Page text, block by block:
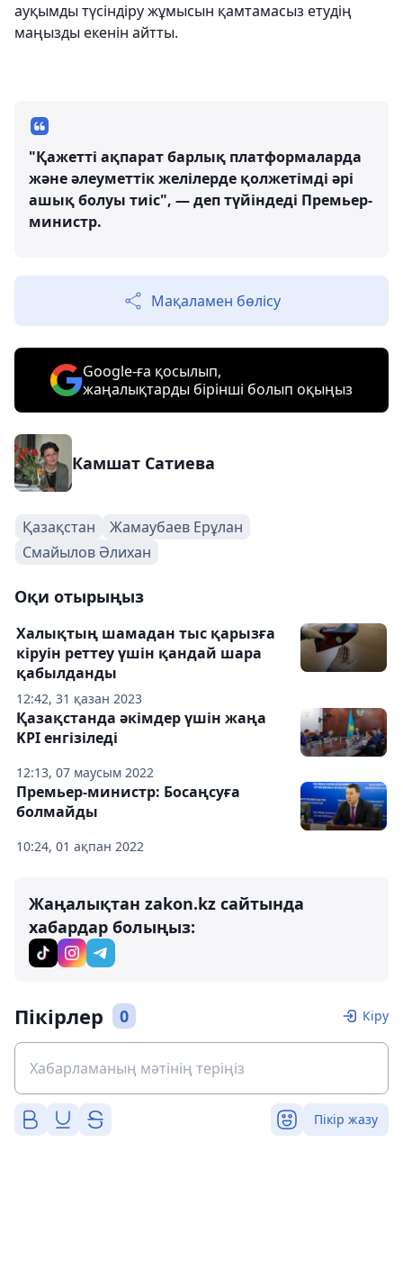
ауқымды түсіндіру жұмысын қамтамасыз етудің
маңызды екенін айтты.
"Қажетті ақпарат барлық платформаларда
және әлеуметтік желілерде қолжетімді әрі
ашық болуы тиіс", — деп түйіндеді Премьер-
министр.
Мақаламен бөлісу
Google-ға қосылып,
жаңалықтарды бірінші болып оқыңыз
Камшат Сатиева
Қазақстан
Жамаубаев Ерұлан
Смайылов Әлихан
Оқи отырыңыз
12:42, 31 қазан 2023
Халықтың шамадан тыс қарызға
кіруін реттеу үшін қандай шара
қабылданды
12:13, 07 маусым 2022
Қазақстанда әкімдер үшін жаңа
KPI енгізіледі
10:24, 01 ақпан 2022
Премьер-министр: Босаңсуға
болмайды
Жаңалықтан zakon.kz сайтында
хабардар болыңыз:
Пікірлер 0 Кіру
Пікір жазу